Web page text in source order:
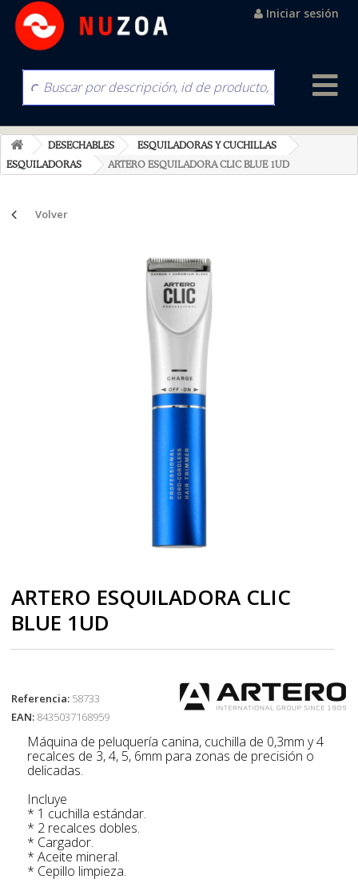
Iniciar sesión
DESECHABLES
ESQUILADORAS Y CUCHILLAS
ESQUILADORAS
ARTERO ESQUILADORA CLIC BLUE 1UD
Volver
ARTERO ESQUILADORA CLIC
BLUE 1UD
Referencia: 58733
EAN: 8435037168959
Máquina de peluquería canina, cuchilla de 0,3mm y 4
recalces de 3, 4, 5, 6mm para zonas de precisión o
delicadas.
Incluye
* 1 cuchilla estándar.
* 2 recalces dobles.
* Cargador.
* Aceite mineral.
* Cepillo limpieza.